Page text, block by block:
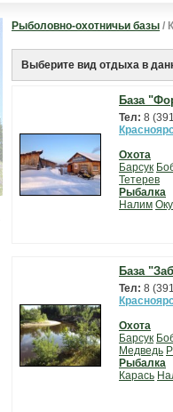
Рыболовно-охотничьи базы /
Выберите вид отдыха в
База
Тел: 8
Охота
Барсук
Тетерев
Рыбалка
Налим
База
Тел: 8
Охота
Барсук
Медведь
Рыбалка
Карась